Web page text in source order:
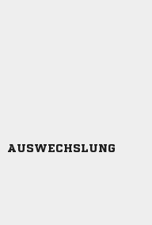
AUSWECHSLUNG